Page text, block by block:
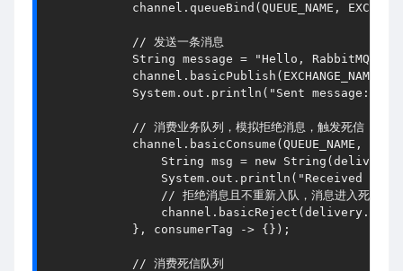
channel.queueBind(QUEUE_NAME,
// 发送一条消息
String message =
"Hello, RabbitMQ
            channel.basicPublish(EXCHANGE_NAME,
            System.out.println(
"Sent message: "
// 消费业务队列，模拟拒绝消息，触发死信
            channel.basicConsume(QUEUE_NAME,
String msg = new String
                System.out.println(
"Received
// 拒绝消息且不重新入队，消息进入死信队
            }, consumerTag -> {});
// 消费死信队列